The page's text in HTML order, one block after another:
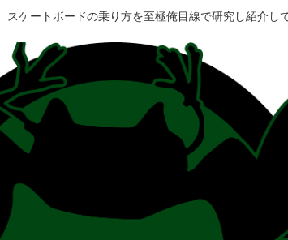
ケートボードの乗り方を至極俺目線で研究し紹介し